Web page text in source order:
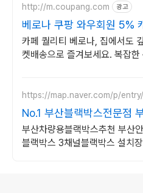
http://m.coupang.com 광고
베로나 쿠팡 와우회원 5%
카페 퀄리티 베로나, 집에서도
켓배송으로 즐겨보세요. 복잡한
https://map.naver.com/p/
No.1 부산블랙박스전문점
방음
부산차량용블랙박스추천 부산
블랙박스 3채널블랙박스 설치